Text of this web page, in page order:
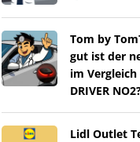
Tom by
gut ist der
im
DRIVER
Lidl Outlet